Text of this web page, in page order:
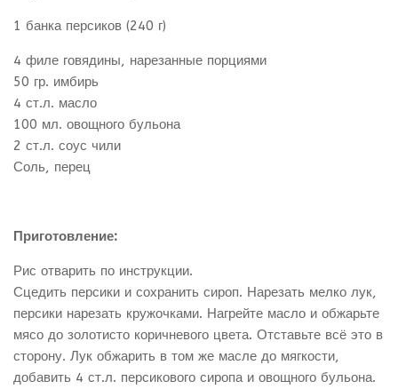
1 банка персиков (240 г)
4 филе говядины, нарезанные порциями
50 гр. имбирь
4 ст.л. масло
100 мл. овощного бульона
2 ст.л. соус чили
Соль, перец
Приготовление:
Рис отварить по инструкции.
Сцедить персики и сохранить сироп. Нарезать мелко лук,
персики нарезать кружочками. Нагрейте масло и обжарьте
мясо до золотисто коричневого цвета. Отставьте всё это в
сторону. Лук обжарить в том же масле до мягкости,
добавить 4 ст.л. персикового сиропа и овощного бульона.